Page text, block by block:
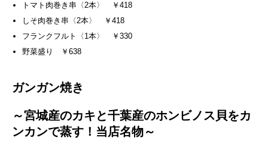
トマト肉巻き串〈2本〉 ￥418
しそ肉巻き串〈2本〉 ￥418
フランクフルト〈1本〉 ￥330
野菜盛り ￥638
ガンガン焼き
～宮城産のカキと千葉産のホンビノス貝をカ
ンカンで蒸す！当店名物～